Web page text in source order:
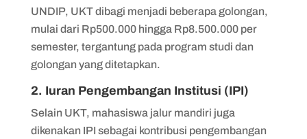
UNDIP, UKT dibagi menjadi beberapa golongan,
mulai dari Rp500.000 hingga Rp8.500.000 per
semester, tergantung pada program studi dan
golongan yang ditetapkan.
2. Iuran Pengembangan Institusi (IPI)
Selain UKT, mahasiswa jalur mandiri juga
dikenakan IPI sebagai kontribusi pengembangan